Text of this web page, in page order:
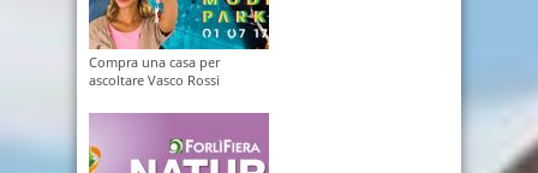
Compra una casa per
ascoltare Vasco Rossi